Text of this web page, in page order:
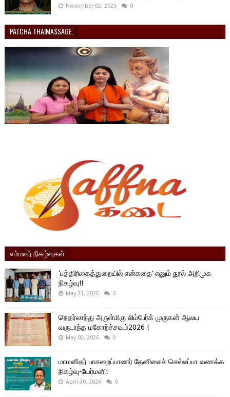
November 02, 2025 0
PATCHA THAIMASSAGE.
எம்மவர் நிகழ்வுகள்
'பத்திரிகைத்துறையில் என்கதை’ எனும் நூல் அறிமுக
நிகழ்வு!!
May 31, 2026 0
நெதர்லாந்து அருள்மிகு லிம்பேர்க் முருகன் ஆலய
வருடாந்த மகோற்ச்சவம்2026 !
May 02, 2026 0
மாமனிதர் பாசறைப்பாணர் தேனிசைச் செல்லப்பா வணக்க
நிகழ்வு-யேர்மனி!
April 30, 2026 0